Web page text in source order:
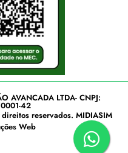
direitos reservados. MIDIASIM
Web
AVANCADA LTDA- CNPJ:
42